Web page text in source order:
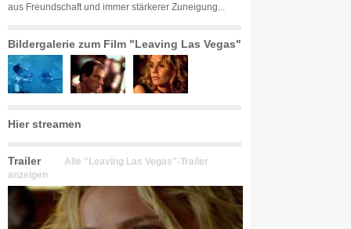
aus Freundschaft und immer stärkerer Zuneigung...
Bildergalerie zum Film "Leaving Las Vegas"
Hier streamen
Trailer
Alle "Leaving Las Vegas"-Trailer
anzeigen